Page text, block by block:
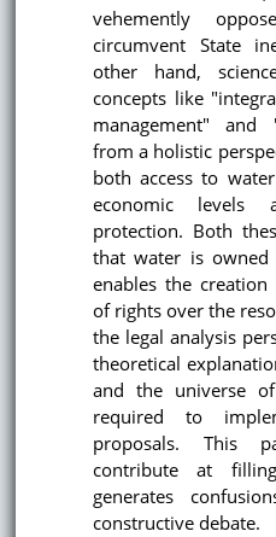
vehemently
circumvent State
other hand,
concepts like
management" and
from a holistic
both access to
economic levels
protection. Both
that water is
enables the
of rights over the
the legal analysis
theoretical
and the universe
required to
proposals. This
contribute at
generates
constructive debate.